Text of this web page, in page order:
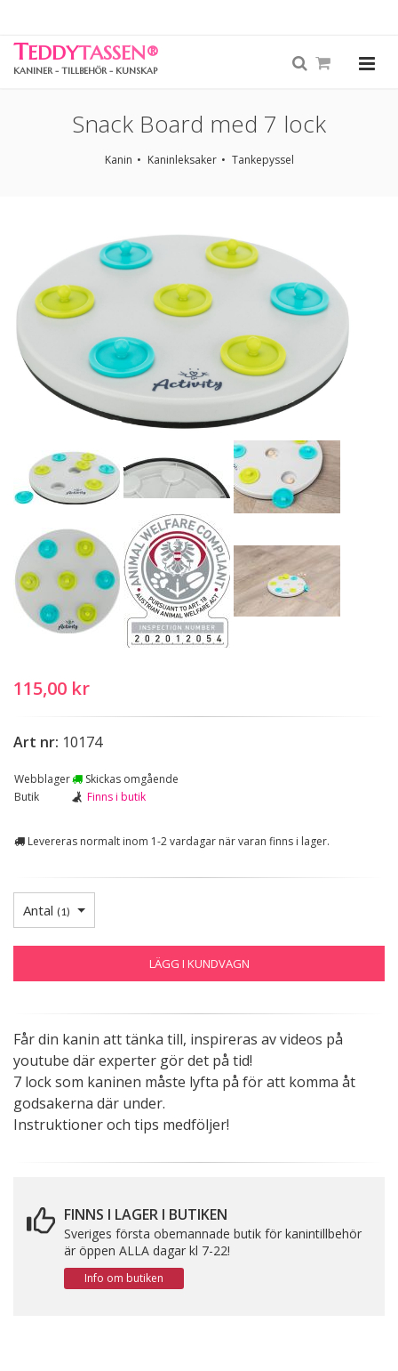
TEDDYTASSEN®
KANINER - TILLBEHÖR - KUNSKAP
Snack Board med 7 lock
Kanin Kaninleksaker Tankepyssel
115,00 kr
Art nr: 10174
Webblager
Skickas omgående
Butik
Finns i butik
Levereras normalt inom 1-2 vardagar när varan finns i lager.
Antal (1)
LÄGG I KUNDVAGN
Får din kanin att tänka till, inspireras av videos på
youtube där experter gör det på tid!
7 lock som kaninen måste lyfta på för att komma åt
godsakerna där under.
Instruktioner och tips medföljer!
FINNS I LAGER I BUTIKEN
Sveriges första obemannade butik för kanintillbehör
är öppen ALLA dagar kl 7-22!
Info om butiken